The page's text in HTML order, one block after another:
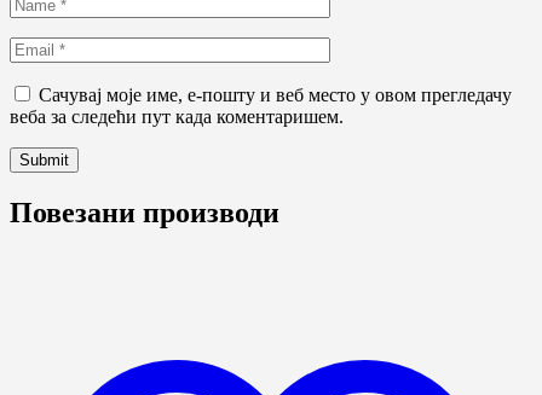
Сачувај моје име, е-пошту и веб место у овом прегледачу
веба за следећи пут када коментаришем.
Повезани производи